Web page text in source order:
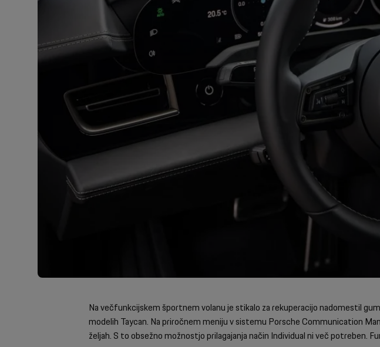
Na večfunkcijskem športnem volanu je stikalo za rekuperacijo nadomestil
modelih Taycan. Na priročnem meniju v sistemu Porsche Communication
željah. S to obsežno možnostjo prilagajanja način Individual ni več potreben.